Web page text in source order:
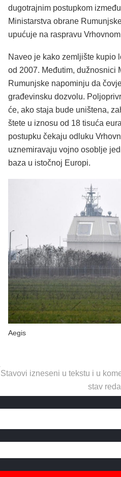
dugotrajnim postupkom
Ministarstva obrane
upućuje na raspravu
Naveo je kako zemljište kupio
od 2007. Međutim, dužnosnici
Rumunjske napominju da
građevinsku dozvolu.
će, ako staja bude uništena,
štete u iznosu od 18 tisuća
postupku čekaju odluku
uznemiravaju vojno osoblje
baza u istočnoj Europi.
Aegis
Stavovi izneseni u tekstu i u
stav